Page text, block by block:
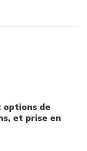
options de
et prise en